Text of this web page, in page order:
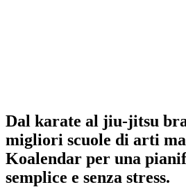
Dal karate al jiu-jitsu
migliori scuole di arti
Koalendar per una
semplice e senza stress.